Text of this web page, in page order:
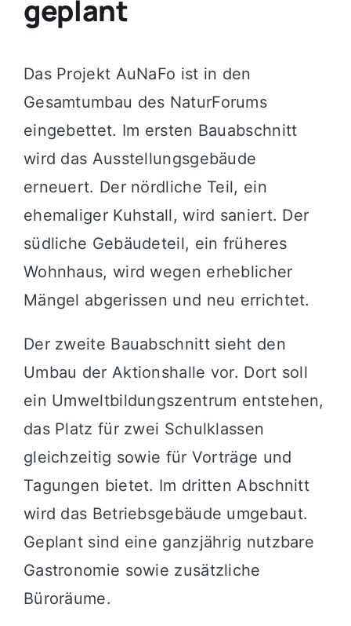
geplant
Das Projekt AuNaFo ist in den
Gesamtumbau des NaturForums
eingebettet. Im ersten Bauabschnitt
wird das Ausstellungsgebäude
erneuert. Der nördliche Teil, ein
ehemaliger Kuhstall, wird saniert. Der
südliche Gebäudeteil, ein früheres
Wohnhaus, wird wegen erheblicher
Mängel abgerissen und neu errichtet.
Der zweite Bauabschnitt sieht den
Umbau der Aktionshalle vor. Dort soll
ein Umweltbildungszentrum entstehen,
das Platz für zwei Schulklassen
gleichzeitig sowie für Vorträge und
Tagungen bietet. Im dritten Abschnitt
wird das Betriebsgebäude umgebaut.
Geplant sind eine ganzjährig nutzbare
Gastronomie sowie zusätzliche
Büroräume.